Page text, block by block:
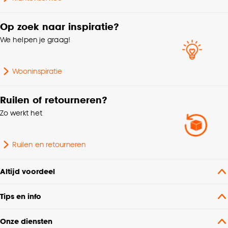
Op zoek naar inspiratie?
We helpen je graag!
Wooninspiratie
Ruilen of retourneren?
Zo werkt het
Ruilen en retourneren
Altijd voordeel
Tips en info
Onze diensten